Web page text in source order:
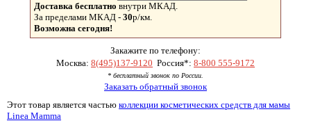
Доставка бесплатно внутри МКАД.
За пределами МКАД - 30р/км.
Возможна сегодня!
Закажите по телефону:
Москва: 8(495)137-9120 Россия*: 8-800 555-9172
* бесплатный звонок по России.
Заказать обратный звонок
Этот товар является частью коллекции косметических средств для мамы
Linea Mamma